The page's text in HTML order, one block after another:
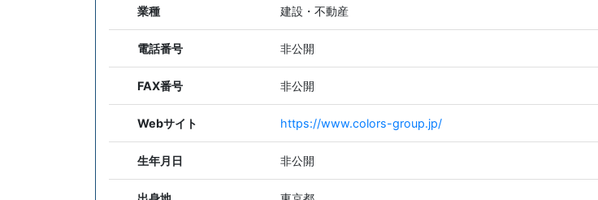
業種 建設・不動産
電話番号 非公開
FAX番号 非公開
Webサイト https://www.colors-group.jp/
生年月日 非公開